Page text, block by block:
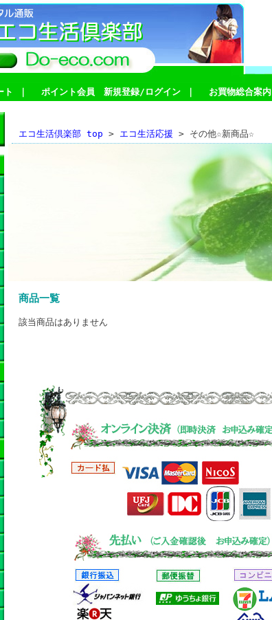
ト ポイント会員 新規登録/ログイン お買物総合案内
エコ生活倶楽部 top > エコ生活応援 > その他☆新商品☆
商品一覧
該当商品はありません